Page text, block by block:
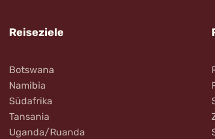
Reiseziele
Botswana
Namibia
Südafrika
Tansania
Uganda/Ruanda